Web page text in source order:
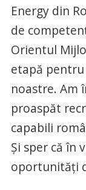
Energy din
de
Orientul
etapă
noastre. Am
proaspăt
capabili
Și sper că în
oportunități